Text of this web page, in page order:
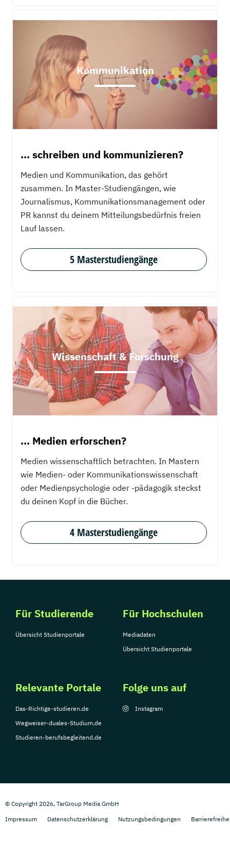
Kommunikation
... schreiben und kommunizieren?
Medien und Kommunikation, das gehört
zusammen. In Master-Studiengängen, wie
Journalismus, Kommunikationsmanagement oder
PR kannst du deinem Mitteilungsbedürfnis freien
Lauf lassen.
5 Masterstudiengänge
Wissenschaft & Forschung
... Medien erforschen?
Medien wissenschaftlich betrachten. In Mastern
wie Medien- oder Kommunikationswissenschaft
oder Medienpsychologie oder -pädagogik steckst
du deinen Kopf in die Bücher.
4 Masterstudiengänge
Für Studierende
Übersicht Studienportale
Für Hochschulen
Mediadaten
Übersicht Studienportale
Relevante Portale
Das-Richtige-studieren.de
Wegweiser-duales-Studium.de
Studieren-berufsbegleitend.de
Folge uns auf
Instagram
© Copyright 2026, TarGroup Media GmbH
Impressum
Datenschutzerklärung Nutzungsbedingungen